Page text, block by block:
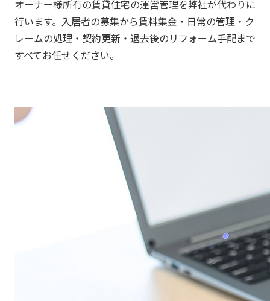
オーナー様所有の賃貸住宅の運営管理を弊社が代わりに
行います。入居者の募集から賃料集金・日常の管理・ク
レームの処理・契約更新・退去後のリフォーム手配まで
すべてお任せください。